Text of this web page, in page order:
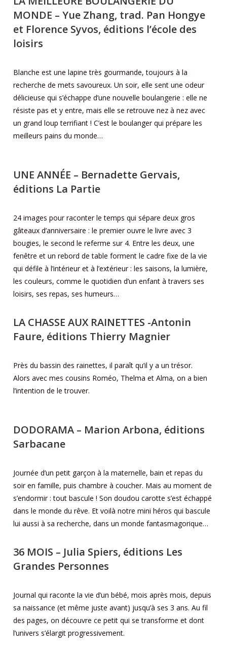
MONDE – Yue Zhang, trad. Pan Hongye
et Florence Syvos, éditions l’école des
loisirs
Blanche est une lapine très gourmande, toujours à la
recherche de mets savoureux. Un soir, elle sent une odeur
délicieuse qui s’échappe d’une nouvelle boulangerie : elle ne
résiste pas et y entre, mais elle se retrouve nez à nez avec
un grand loup terrifiant ! C’est le boulanger qui prépare les
meilleurs pains du monde…
UNE ANNÉE – Bernadette Gervais,
éditions La Partie
24 images pour raconter le temps qui sépare deux gros
gâteaux d’anniversaire : le premier ouvre le livre avec 3
bougies, le second le referme sur 4. Entre les deux, une
fenêtre et un rebord de table forment le cadre fixe de la vie
qui défile à l’intérieur et à l’extérieur : les saisons, la lumière,
les couleurs, comme le quotidien d’un enfant à travers ses
loisirs, ses repas, ses humeurs…
LA CHASSE AUX RAINETTES -Antonin
Faure, éditions Thierry Magnier
Près du bassin des rainettes, il paraît qu’il y a un trésor.
Alors avec mes cousins Roméo, Thelma et Alma, on a bien
l’intention de le trouver.
DODORAMA – Marion Arbona, éditions
Sarbacane
Journée d’un petit garçon à la maternelle, bain et repas du
soir en famille, puis chambre à coucher. Mais au moment de
s’endormir : tout bascule ! Son doudou carotte s’est échappé
dans le monde du rêve. Et voilà notre mini héros qui bascule
lui aussi à sa recherche, dans un monde fantasmagorique…
36 MOIS – Julia Spiers, éditions Les
Grandes Personnes
Journal qui raconte la vie d’un bébé, mois après mois, depuis
sa naissance (et même juste avant) jusqu’à ses 3 ans. Au fil
des pages, on découvre ce petit qui se transforme et dont
l’univers s’élargit progressivement.